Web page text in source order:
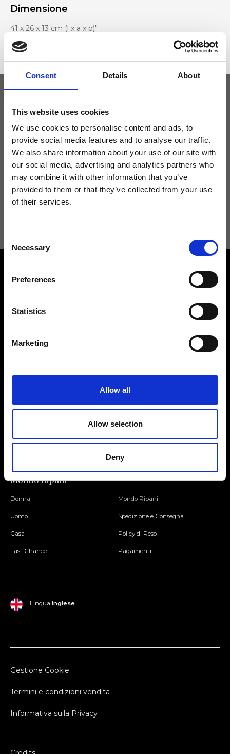
Consent Details About
This website uses cookies
We use cookies to personalise content and ads, to
provide social media features and to analyse our traffic.
We also share information about your use of our site with
our social media, advertising and analytics partners who
may combine it with other information that you’ve
provided to them or that they’ve collected from your use
of their services.
Selection
Necessary
Preferences
Statistics
Marketing
Allow all
Allow selection
Deny
Dimensione
41 x 26 x 13 cm (l x a x p)"
Tieniti aggiornato
Non perdere le novità di Ripani, iscriviti alla newsletter!
Acconsento a ricevere novità e promo da Ripani. Per maggiori
Trova il tuo negozio Ripani
Entra nella Community
Rispondiamo a tutte le tue
Mondo Ripani
Donna
Uomo
Casa
Last Chance
Mondo Ripani
Spedizione e Consegna
Policy di Reso
Pagamenti
Lingua Inglese
Gestione Cookie
Termini e condizioni vendita
Informativa sulla Privacy